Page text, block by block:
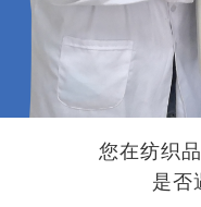
您在纺织
是否